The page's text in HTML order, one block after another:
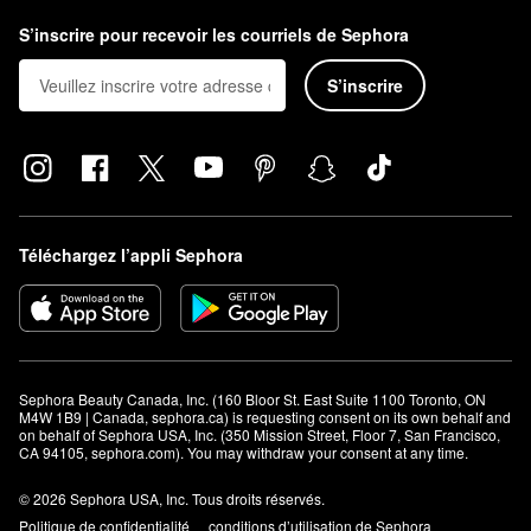
Pureology sont spécialement conçus pour fortifier les cheveux
clairs et garder le cuivré sous contrôle. La formule sans sulfate
s’attaque également aux dommages, aux cassures et aux pointes
fourchues.
S’inscrire pour recevoir les courriels de Sephora
S’inscrire
Téléchargez l’appli Sephora
Sephora Beauty Canada, Inc. (160 Bloor St. East Suite 1100 Toronto, ON
M4W 1B9 | Canada, sephora.ca) is requesting consent on its own behalf and
on behalf of Sephora USA, Inc. (350 Mission Street, Floor 7, San Francisco,
CA 94105, sephora.com). You may withdraw your consent at any time.
© 2026 Sephora USA, Inc. Tous droits réservés.
Politique de confidentialité
conditions d’utilisation de Sephora